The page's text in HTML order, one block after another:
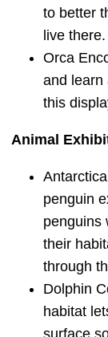
to better
live there.
Orca
and learn
this
Animal
penguin
penguins
their
through
Dolphin
habitat